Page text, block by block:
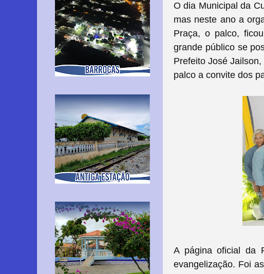
O dia Municipal da
mas neste ano a
Praça, o palco,
grande público se
Prefeito José
palco a convite dos
A página oficial da
evangelização. Foi